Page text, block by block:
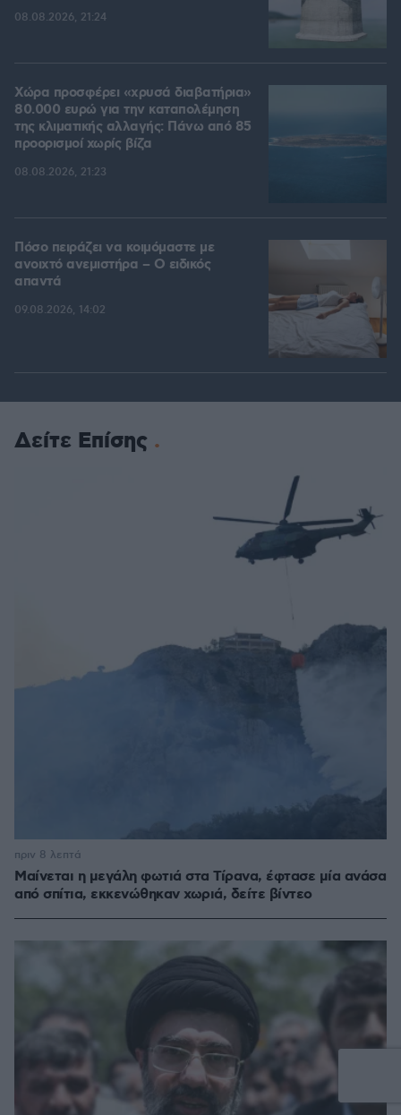
08.08.2026, 21:24
Χώρα προσφέρει «χρυσά διαβατήρια»
80.000 ευρώ για την καταπολέμηση
της κλιματικής αλλαγής: Πάνω από 85
προορισμοί χωρίς βίζα
08.08.2026, 21:23
Πόσο πειράζει να κοιμόμαστε με
ανοιχτό ανεμιστήρα – Ο ειδικός
απαντά
09.08.2026, 14:02
Δείτε Επίσης
Μαίνεται η μεγάλη φωτιά στα Τίρανα, έφτασε μία ανάσα
από σπίτια, εκκενώθηκαν χωριά, δείτε βίντεο
πριν 8 λεπτά